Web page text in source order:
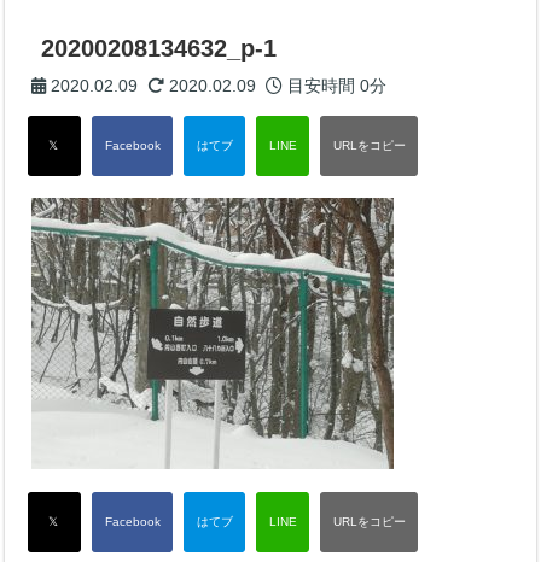
20200208134632_p-1
2020.02.09 2020.02.09 目安時間0分